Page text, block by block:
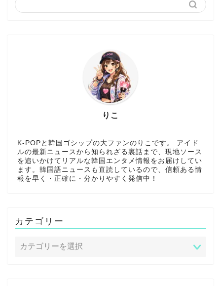
りこ
K-POPと韓国ゴシップの大ファンのりこです。 アイド
ルの最新ニュースから知られざる裏話まで、現地ソース
を追いかけてリアルな韓国エンタメ情報をお届けしてい
ます。韓国語ニュースも直読しているので、信頼ある情
報を早く・正確に・分かりやすく発信中！
カテゴリー